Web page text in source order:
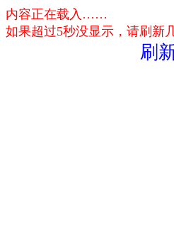
内容正在载入……
如果超过5秒没显示，请刷新
刷